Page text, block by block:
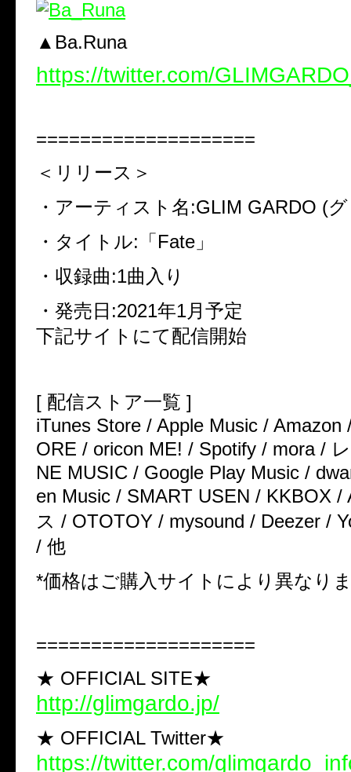
▲Ba.Runa
https://twitter.com/
====================
＜リリース＞
・アーティスト名:GLIM GARDO (
・タイトル:「Fate」
・収録曲:1曲入り
・発売日:2021年1月予定
下記サイトにて配信開始
[ 配信ストア一覧 ]
iTunes Store / Apple Music / Amazon
ORE / oricon ME! / Spotify / mora /
NE MUSIC / Google Play Music /
en Music / SMART USEN / KKBOX /
ス / OTOTOY / mysound / Deezer /
/ 他
*価格はご購入サイトにより異なり
====================
★ OFFICIAL SITE★
http://glimgardo.jp/
★ OFFICIAL Twitter★
https://twitter.com/